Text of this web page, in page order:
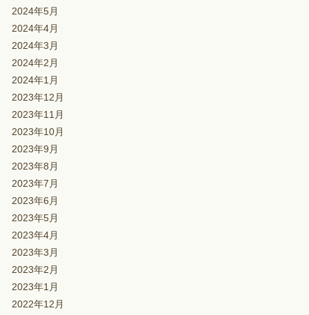
2024年5月
2024年4月
2024年3月
2024年2月
2024年1月
2023年12月
2023年11月
2023年10月
2023年9月
2023年8月
2023年7月
2023年6月
2023年5月
2023年4月
2023年3月
2023年2月
2023年1月
2022年12月